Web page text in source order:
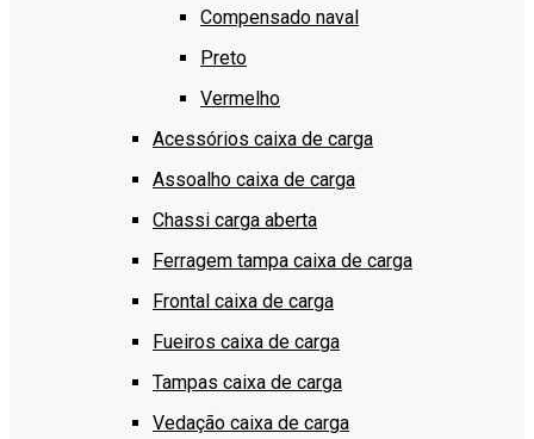
Compensado naval
Preto
Vermelho
Acessórios caixa de carga
Assoalho caixa de carga
Chassi carga aberta
Ferragem tampa caixa de carga
Frontal caixa de carga
Fueiros caixa de carga
Tampas caixa de carga
Vedação caixa de carga